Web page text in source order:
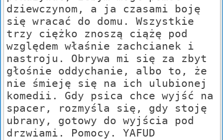
dziewczynom, a ja czasami boję
się wracać do domu. Wszystkie
trzy ciężko znoszą ciążę pod
względem właśnie zachcianek i
nastroju. Obrywa mi się za zbyt
głośnie oddychanie, albo to, że
nie śmieję się na ich ulubionej
komedii. Gdy psica chce wyjść na
spacer, rozmyśla się, gdy stoję
ubrany, gotowy do wyjścia pod
drzwiami. Pomocy. YAFUD